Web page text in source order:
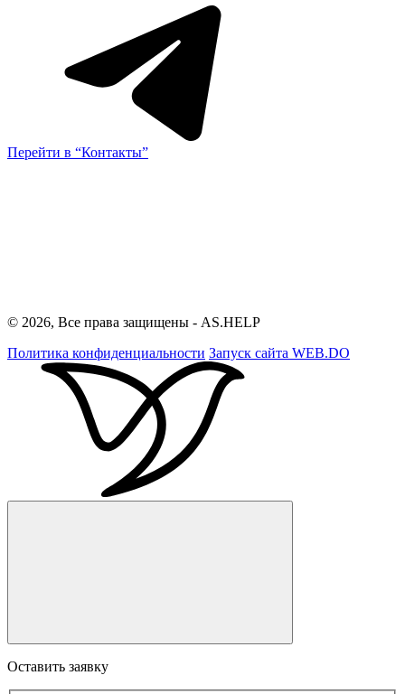
Перейти в “Контакты”
© 2026, Все права защищены - AS.HELP
Политика конфиденциальности Запуск сайта WEB.DO
Оставить заявку